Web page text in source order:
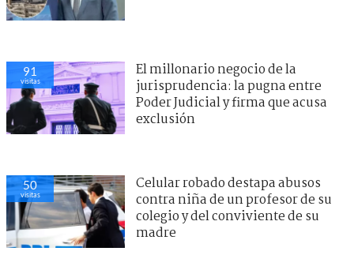
91
visitas
El millonario negocio de la
jurisprudencia: la pugna entre
Poder Judicial y firma que acusa
exclusión
50
visitas
Celular robado destapa abusos
contra niña de un profesor de su
colegio y del conviviente de su
madre